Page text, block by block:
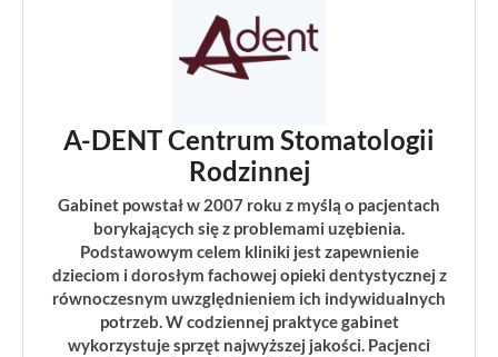
A-DENT Centrum Stomatologii
Rodzinnej
Gabinet powstał w 2007 roku z myślą o pacjentach
borykających się z problemami uzębienia.
Podstawowym celem kliniki jest zapewnienie
dzieciom i dorosłym fachowej opieki dentystycznej z
równoczesnym uwzględnieniem ich indywidualnych
potrzeb. W codziennej praktyce gabinet
wykorzystuje sprzęt najwyższej jakości. Pacjenci